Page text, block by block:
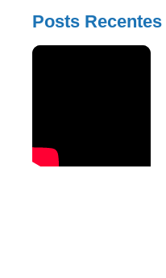
Posts Recentes